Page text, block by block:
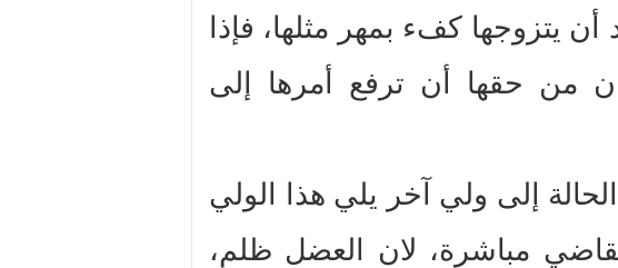
أن يتزوجها كفء بمهر مثلها، فإذا
من حقها أن ترفع أمرها إلى
إلى ولي آخر يلي هذا الولي
مباشرة، لان العضل ظلم،